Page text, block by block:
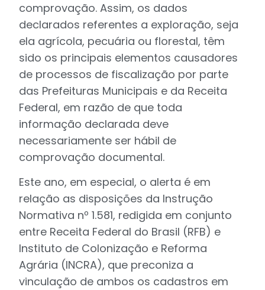
comprovação. Assim, os dados
declarados referentes a exploração, seja
ela agrícola, pecuária ou florestal, têm
sido os principais elementos causadores
de processos de fiscalização por parte
das Prefeituras Municipais e da Receita
Federal, em razão de que toda
informação declarada deve
necessariamente ser hábil de
comprovação documental.
Este ano, em especial, o alerta é em
relação as disposições da Instrução
Normativa nº 1.581, redigida em conjunto
entre Receita Federal do Brasil (RFB) e
Instituto de Colonização e Reforma
Agrária (INCRA), que preconiza a
vinculação de ambos os cadastros em